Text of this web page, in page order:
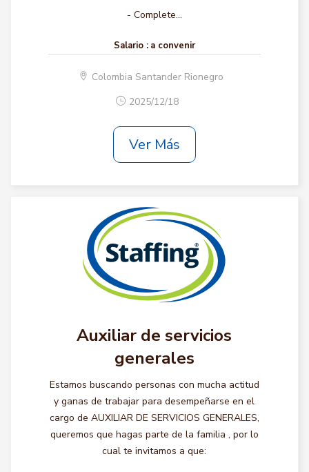
- Complete...
Salario : a convenir
Colombia Santander Rionegro
2025/12/18
Ver Más
Auxiliar de servicios
generales
Estamos buscando personas con mucha actitud
y ganas de trabajar para desempeñarse en el
cargo de AUXILIAR DE SERVICIOS GENERALES,
queremos que hagas parte de la familia , por lo
cual te invitamos a que: